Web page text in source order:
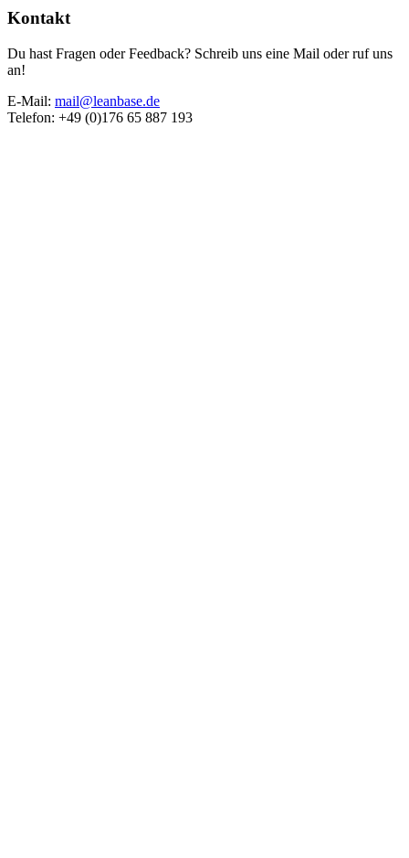
Kontakt
Du hast Fragen oder Feedback? Schreib uns eine Mail oder ruf uns
an!
E-Mail: mail@leanbase.de
Telefon: +49 (0)176 65 887 193